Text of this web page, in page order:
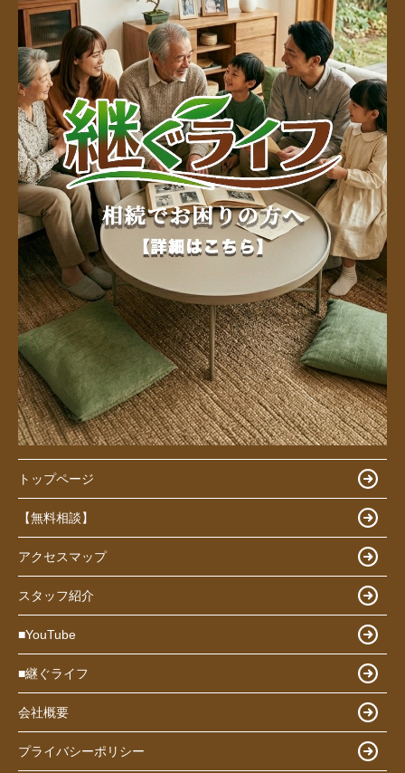
トップページ
【無料相談】
アクセスマップ
スタッフ紹介
■YouTube
■継ぐライフ
会社概要
プライバシーポリシー